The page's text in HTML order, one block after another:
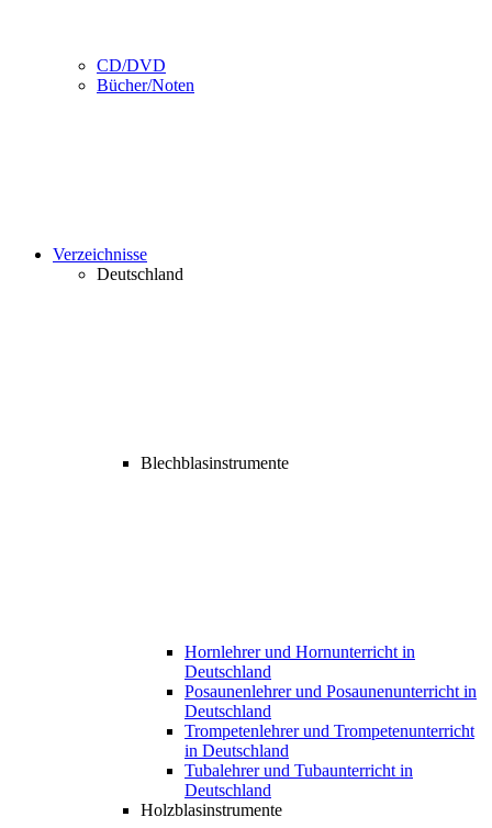
CD/DVD
Bücher/Noten
Verzeichnisse
Deutschland
Blechblasinstrumente
Hornlehrer und Hornunterricht in
Deutschland
Posaunenlehrer und Posaunenunterricht in
Deutschland
Trompetenlehrer und Trompetenunterricht
in Deutschland
Tubalehrer und Tubaunterricht in
Deutschland
Holzblasinstrumente